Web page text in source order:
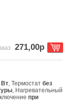
271,00р
Вт, Термостатбез
, Нагревательный
при